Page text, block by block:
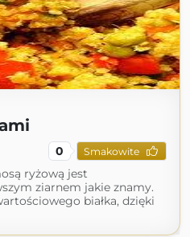
0 Smakowite
ryżową jest
ziarnem jakie znamy.
białka, dzięki